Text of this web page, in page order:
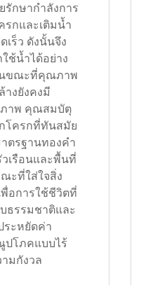
รักษากำลังการ
รกและเติมน้ำ
เร็ว ดังนั้นจึง
ช้น้ำได้อย่าง
นขณะที่คุณภาพ
างยังคงมี
าพ คุณสมบัตุ
โครกที่ทันสมัย
ตรฐานทองคำ
เรือนและพื้นที่
ะที่ใส่ใจสิ่ง
อการใช้ชีวิตที่
ธรรมชาติและ
ระหยัดค่า
ปโภคแบบไร้
มกังวล